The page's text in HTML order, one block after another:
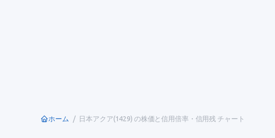
ホーム 日本アクア(1429) の株価と信用倍率・信用残 チャート